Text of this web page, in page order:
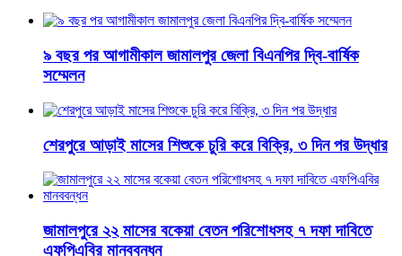
৯ বছর পর আগামীকাল জামালপুর জেলা বিএনপির দ্বি-বার্ষিক
সম্মেলন
শেরপুরে আড়াই মাসের শিশুকে চুরি করে বিক্রি, ৩ দিন পর উদ্ধার
জামালপুরে ২২ মাসের বকেয়া বেতন পরিশোধসহ ৭ দফা দাবিতে
এফপিএবির মানববন্ধন